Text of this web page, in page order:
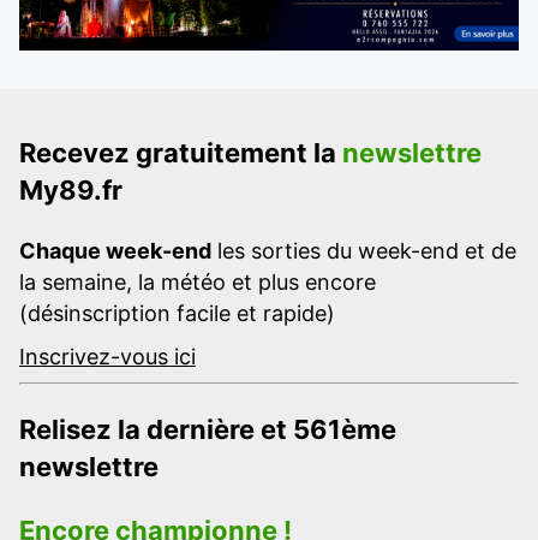
Recevez gratuitement la newslettre
My89.fr
Chaque week-end les sorties du week-end et de
la semaine, la météo et plus encore
(désinscription facile et rapide)
Inscrivez-vous ici
Relisez la dernière et 561ème
newslettre
Encore championne !